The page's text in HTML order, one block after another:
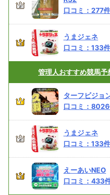
口コミ： 277件
うまジェネ
口コミ： 133件
管理人おすすめ競馬予
ターフビジョ
口コミ： 8026
うまジェネ
口コミ： 133件
えーあいNEO
口コミ： 433